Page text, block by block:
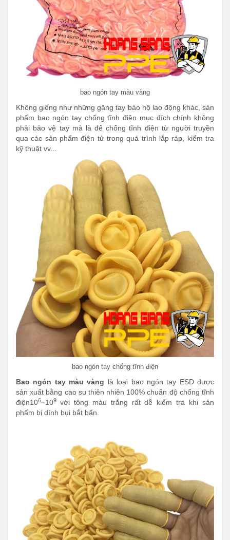
bao ngón tay màu vàng
Không giống như những găng tay bảo hộ lao động khác, sản
phẩm bao ngón tay chống tĩnh điện mục đích chính không
phải bảo vệ tay mà là để chống tĩnh điện từ người truyền
qua các sản phẩm điện tử trong quá trình lắp ráp, kiểm tra
kỹ thuật vv...
bao ngón tay chống tĩnh điện
Bao ngón tay màu vàng là loại bao ngón tay ESD được
sản xuất bằng cao su thiên nhiên 100% chuẩn độ chống tĩnh
điện106~109 với tông màu trắng rất dễ kiểm tra khi sản
phẩm bị dính bụi bắt bẩn.